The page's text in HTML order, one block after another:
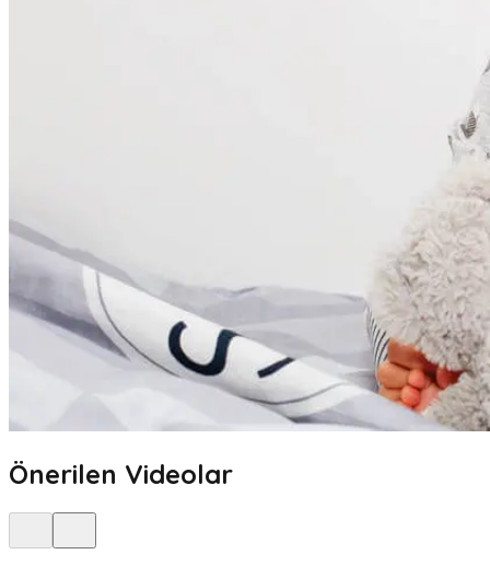
Önerilen Videolar